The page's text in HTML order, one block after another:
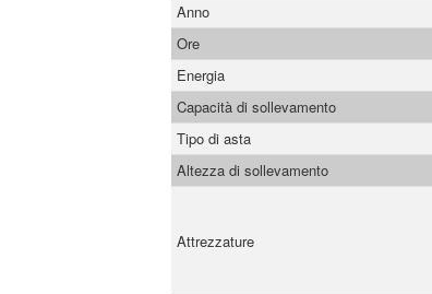
Anno
Ore
Energia
Capacità di sollevamento
Tipo di asta
Altezza di sollevamento
Attrezzature